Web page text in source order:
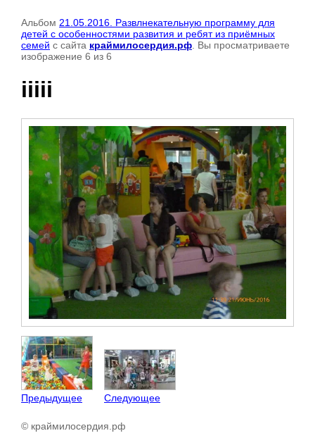
Альбом 21.05.2016. Развлнекательную программу для
детей с особенностями развития и ребят из приёмных
семей с сайта краймилосердия.рф . Вы просматриваете
изображение 6 из 6
iiiii
Предыдущее Следующее
© краймилосердия.рф